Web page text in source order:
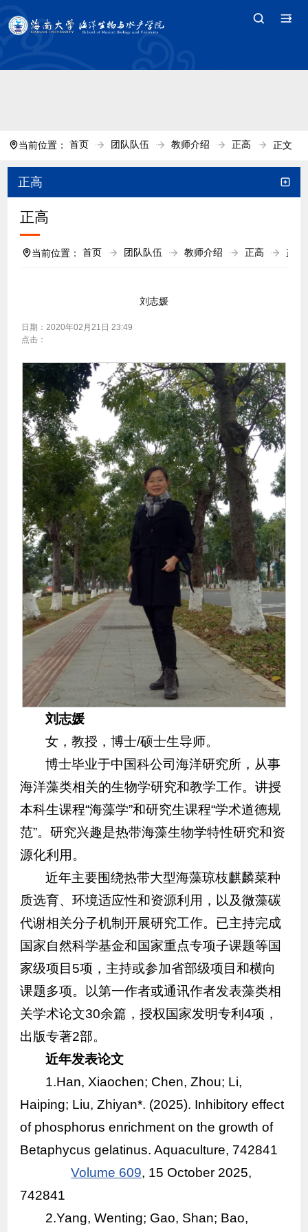
中国·tyc7111cc太阳(集团)官方网站-Branding
当前位置：首页 团队队伍 教师介绍 正高 正文
正高
正高
当前位置：首页 团队队伍 教师介绍 正高 正文
刘志媛
日期：2020年02月21日 23:49
点击：
刘志媛
女，教授，博士/硕士生导师。
博士毕业于中国科公司海洋研究所，从事
海洋藻类相关的生物学研究和教学工作。讲授
本科生课程“海藻学”和研究生课程“学术道德规
范”。研究兴趣是热带海藻生物学特性研究和资
源化利用。
近年主要围绕热带大型海藻琼枝麒麟菜种
质选育、环境适应性和资源利用，以及微藻碳
代谢相关分子机制开展研究工作。已主持完成
国家自然科学基金和国家重点专项子课题等国
家级项目5项，主持或参加省部级项目和横向
课题多项。以第一作者或通讯作者发表藻类相
关学术论文30余篇，授权国家发明专利4项，
出版专著2部。
近年发表论文
1.Han, Xiaochen; Chen, Zhou; Li,
Haiping; Liu, Zhiyan*. (2025). Inhibitory effect
of phosphorus enrichment on the growth of
Betaphycus gelatinus. Aquaculture, 742841
Volume 609, 15 October 2025,
742841
2.Yang, Wenting; Gao, Shan; Bao,